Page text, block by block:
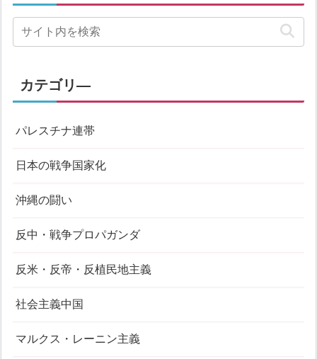
カテゴリ―
パレスチナ連帯
日本の戦争国家化
沖縄の闘い
反中・戦争プロパガンダ
反米・反帝・反植民地主義
社会主義中国
マルクス・レーニン主義